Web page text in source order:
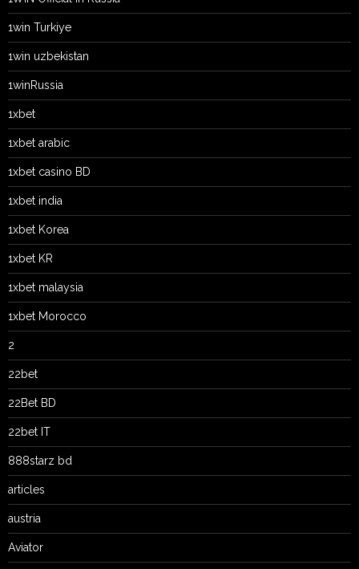
1win Turkiye
1win uzbekistan
1winRussia
1xbet
1xbet arabic
1xbet casino BD
1xbet india
1xbet Korea
1xbet KR
1xbet malaysia
1xbet Morocco
2
22bet
22Bet BD
22bet IT
888starz bd
articles
austria
Aviator